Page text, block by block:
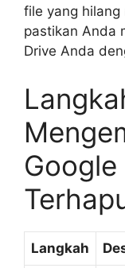
file yang hilang
pastikan Anda
Drive Anda
Langkah